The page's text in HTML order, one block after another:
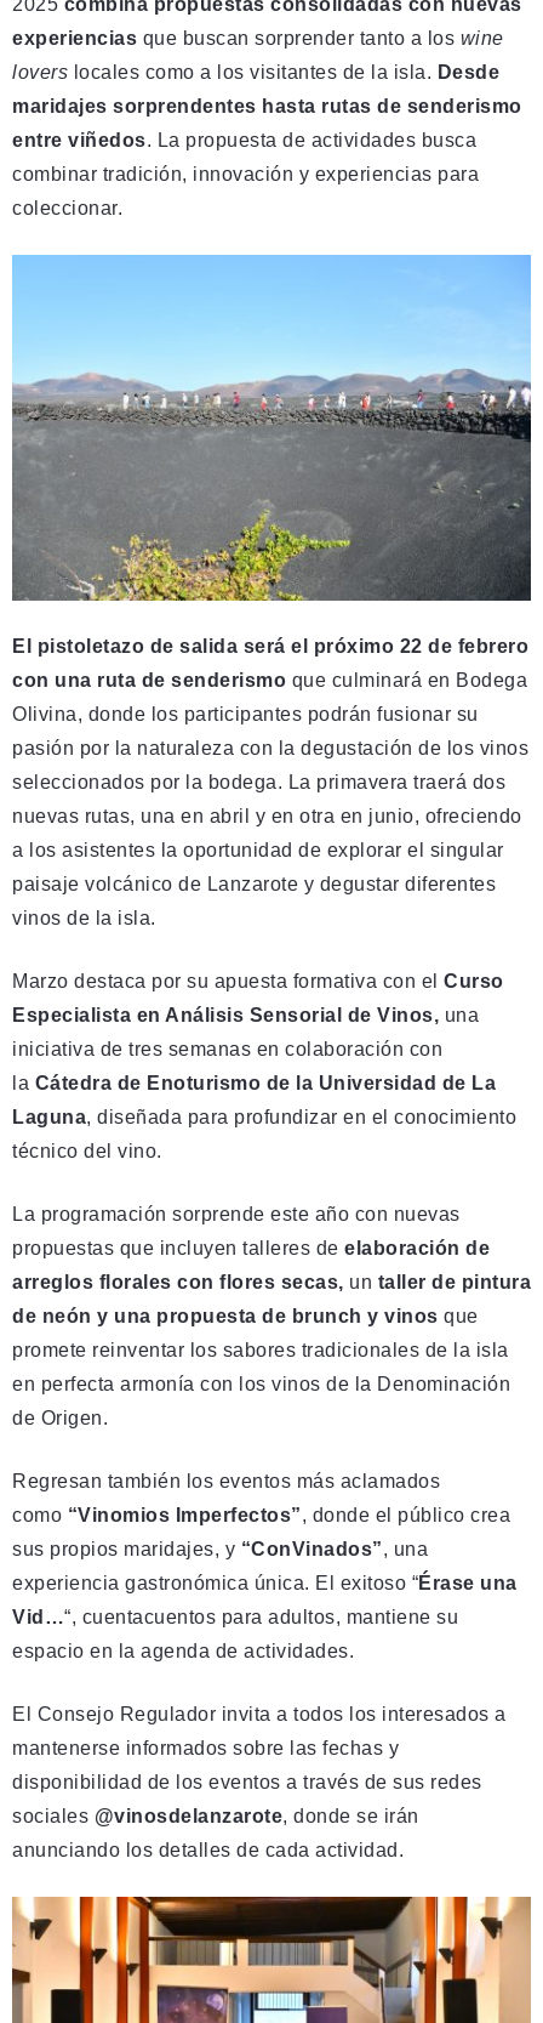
experiencias que buscan sorprender tanto a los wine
lovers locales como a los visitantes de la isla. Desde
maridajes sorprendentes hasta rutas de senderismo
entre viñedos. La propuesta de actividades busca
combinar tradición, innovación y experiencias para
coleccionar.
El pistoletazo de salida será el próximo 22 de febrero
con una ruta de senderismo que culminará en Bodega
Olivina, donde los participantes podrán fusionar su
pasión por la naturaleza con la degustación de los vinos
seleccionados por la bodega. La primavera traerá dos
nuevas rutas, una en abril y en otra en junio, ofreciendo
a los asistentes la oportunidad de explorar el singular
paisaje volcánico de Lanzarote y degustar diferentes
vinos de la isla.
Marzo destaca por su apuesta formativa con el Curso
Especialista en Análisis Sensorial de Vinos, una
iniciativa de tres semanas en colaboración con
la Cátedra de Enoturismo de la Universidad de La
Laguna, diseñada para profundizar en el conocimiento
técnico del vino.
La programación sorprende este año con nuevas
propuestas que incluyen talleres de elaboración de
arreglos florales con flores secas, un taller de pintura
de neón y una propuesta de brunch y vinos que
promete reinventar los sabores tradicionales de la isla
en perfecta armonía con los vinos de la Denominación
de Origen.
Regresan también los eventos más aclamados
como “Vinomios Imperfectos”, donde el público crea
sus propios maridajes, y “ConVinados”, una
experiencia gastronómica única. El exitoso “Érase una
Vid…“, cuentacuentos para adultos, mantiene su
espacio en la agenda de actividades.
El Consejo Regulador invita a todos los interesados a
mantenerse informados sobre las fechas y
disponibilidad de los eventos a través de sus redes
sociales @vinosdelanzarote, donde se irán
anunciando los detalles de cada actividad.